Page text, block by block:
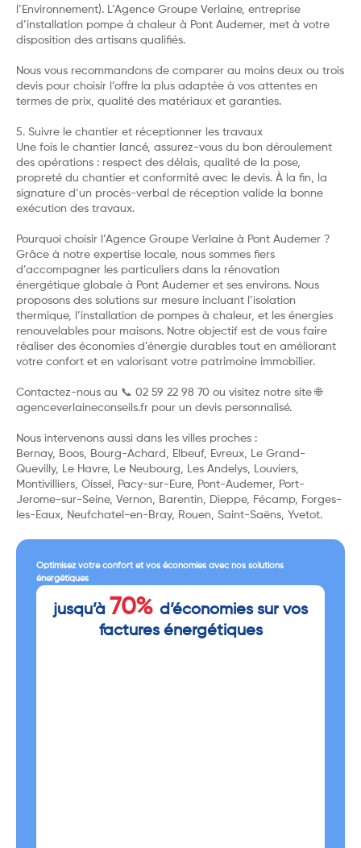
l’Environnement). L’Agence Groupe Verlaine, entreprise
d’installation pompe à chaleur à Pont Audemer, met à votre
disposition des artisans qualifiés.
Nous vous recommandons de comparer au moins deux ou trois
devis pour choisir l’offre la plus adaptée à vos attentes en
termes de prix, qualité des matériaux et garanties.
5. Suivre le chantier et réceptionner les travaux
Une fois le chantier lancé, assurez-vous du bon déroulement
des opérations : respect des délais, qualité de la pose,
propreté du chantier et conformité avec le devis. À la fin, la
signature d’un procès-verbal de réception valide la bonne
exécution des travaux.
Pourquoi choisir l’Agence Groupe Verlaine à Pont Audemer ?
Grâce à notre expertise locale, nous sommes fiers
d’accompagner les particuliers dans la rénovation
énergétique globale à Pont Audemer et ses environs. Nous
proposons des solutions sur mesure incluant l’isolation
thermique, l’installation de pompes à chaleur, et les énergies
renouvelables pour maisons. Notre objectif est de vous faire
réaliser des économies d’énergie durables tout en améliorant
votre confort et en valorisant votre patrimoine immobilier.
Contactez-nous au 📞 02 59 22 98 70 ou visitez notre site 🌐
agenceverlaineconseils.fr pour un devis personnalisé.
Nous intervenons aussi dans les villes proches :
Bernay, Boos, Bourg-Achard, Elbeuf, Evreux, Le Grand-
Quevilly, Le Havre, Le Neubourg, Les Andelys, Louviers,
Montivilliers, Oissel, Pacy-sur-Eure, Pont-Audemer, Port-
Jerome-sur-Seine, Vernon, Barentin, Dieppe, Fécamp, Forges-
les-Eaux, Neufchatel-en-Bray, Rouen, Saint-Saëns, Yvetot.
Optimisez votre confort et vos économies avec nos solutions
énergétiques
jusqu’à 70% d’économies sur vos
factures énergétiques